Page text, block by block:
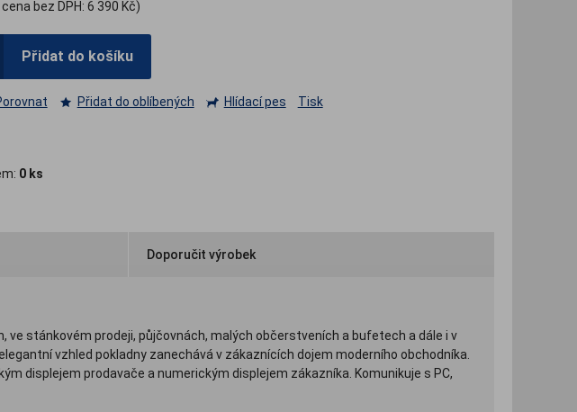
bez DPH: 6 390 Kč)
Přidat do košíku
Přidat do oblíbených Hlídací pes Tisk
0 ks
Doporučit výrobek
stánkovém prodeji, půjčovnách, malých občerstveních a bufetech a dále i v
vzhled pokladny zanechává v zákaznících dojem moderního obchodníka.
displejem prodavače a numerickým displejem zákazníka. Komunikuje s PC,